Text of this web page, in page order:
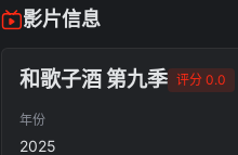
影片信息
和歌子酒 第九季 评分 0.0
年份
2025